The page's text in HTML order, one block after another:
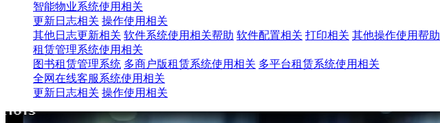
智能物业系统使用相关
更新日志相关 操作使用相关
其他日志更新相关 软件系统使用相关帮助 软件配置相关 打印相关 其他操作使用帮助
租赁管理系统使用相关
图书租赁管理系统 多商户版租赁系统使用相关 多平台租赁系统使用相关
全网在线客服系统使用相关
更新日志相关 操作使用相关